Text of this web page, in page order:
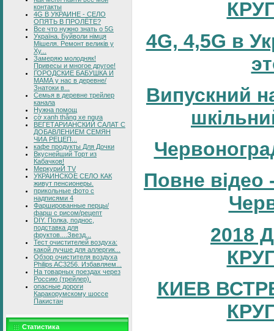
контакты
4G В УКРАИНЕ - СЕЛО
ОПЯТЬ В ПРОЛЁТЕ?
Все что нужно знать о 5G
Україна. Буйволи німця
Мішеля. Ремонт великів у
Ху...
Замеряю молодняк!
Привесы и многое другое!
ГОРОДСКИЕ БАБУШКА И
МАМА у нас в деревне/
Знатоки в...
Семья в деревне трейлер
канала
Нужна помощ
cờ xanh thắng xe ngựa
ВЕГЕТАРИАНСКИЙ САЛАТ С
ДОБАВЛЕНИЕМ СЕМЯН
ЧИА РЕЦЕП...
кафе продукты Для Дочки
Вкуснейший Торт из
Кабачков!
МеркуриЙ TV
УКРАИНСКОЕ СЕЛО КАК
живут пенсионеры.
прикольные фото с
надписями 4
Фаршированные перцы/
фарш с рисом/рецепт
DIY. Полка, поднос,
подставка для
фруктов....Звезд...
Тест очистителей воздуха:
какой лучше для аллергик...
Обзор очистителя воздуха
Philips AC3256. Избавляем...
На товарных поездах через
Россию (трейлер).
опасные дороги
Каракорумскому шоссе
Пакистан
Статистика
4G, 4,5G в
Випускний
Повне відео
2018
КИЕВ